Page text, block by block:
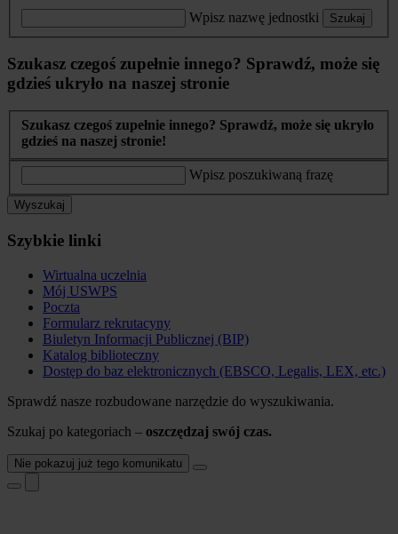
Wpisz nazwę jednostki Szukaj
Szukasz czegoś zupełnie innego? Sprawdź, może się
gdzieś ukryło na naszej stronie
Szukasz czegoś zupełnie innego? Sprawdź, może się ukryło
gdzieś na naszej stronie!
Wpisz poszukiwaną frazę
Wyszukaj
Szybkie linki
Wirtualna uczelnia
Mój USWPS
Poczta
Formularz rekrutacyny
Biuletyn Informacji Publicznej (BIP)
Katalog biblioteczny
Dostęp do baz elektronicznych (EBSCO, Legalis, LEX, etc.)
Sprawdź nasze rozbudowane narzędzie do wyszukiwania.
Szukaj po kategoriach – oszczędzaj swój czas.
Nie pokazuj już tego komunikatu